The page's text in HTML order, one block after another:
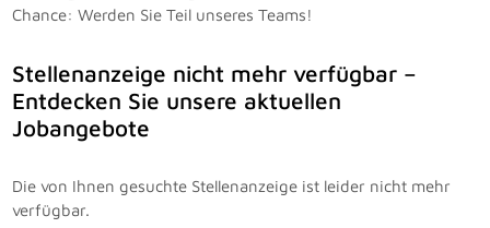
Chance: Werden Sie Teil unseres Teams!
Stellenanzeige nicht mehr verfügbar –
Entdecken Sie unsere aktuellen
Jobangebote
Die von Ihnen gesuchte Stellenanzeige ist leider nicht mehr
verfügbar.